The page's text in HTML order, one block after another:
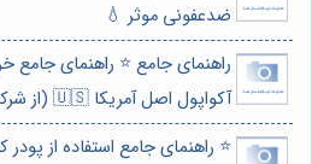
ضدعفونی موثر 💧
راهنمای جامع ⭐️ راهنمای جامع
آکواپول اصل آمریکا 🇺🇸 (از شرکت آتنا)
⭐️ راهنمای جامع استفاده از